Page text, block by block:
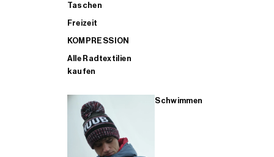
Taschen
Freizeit
KOMPRESSION
Alle Radtextilien
kaufen
Schwimmen